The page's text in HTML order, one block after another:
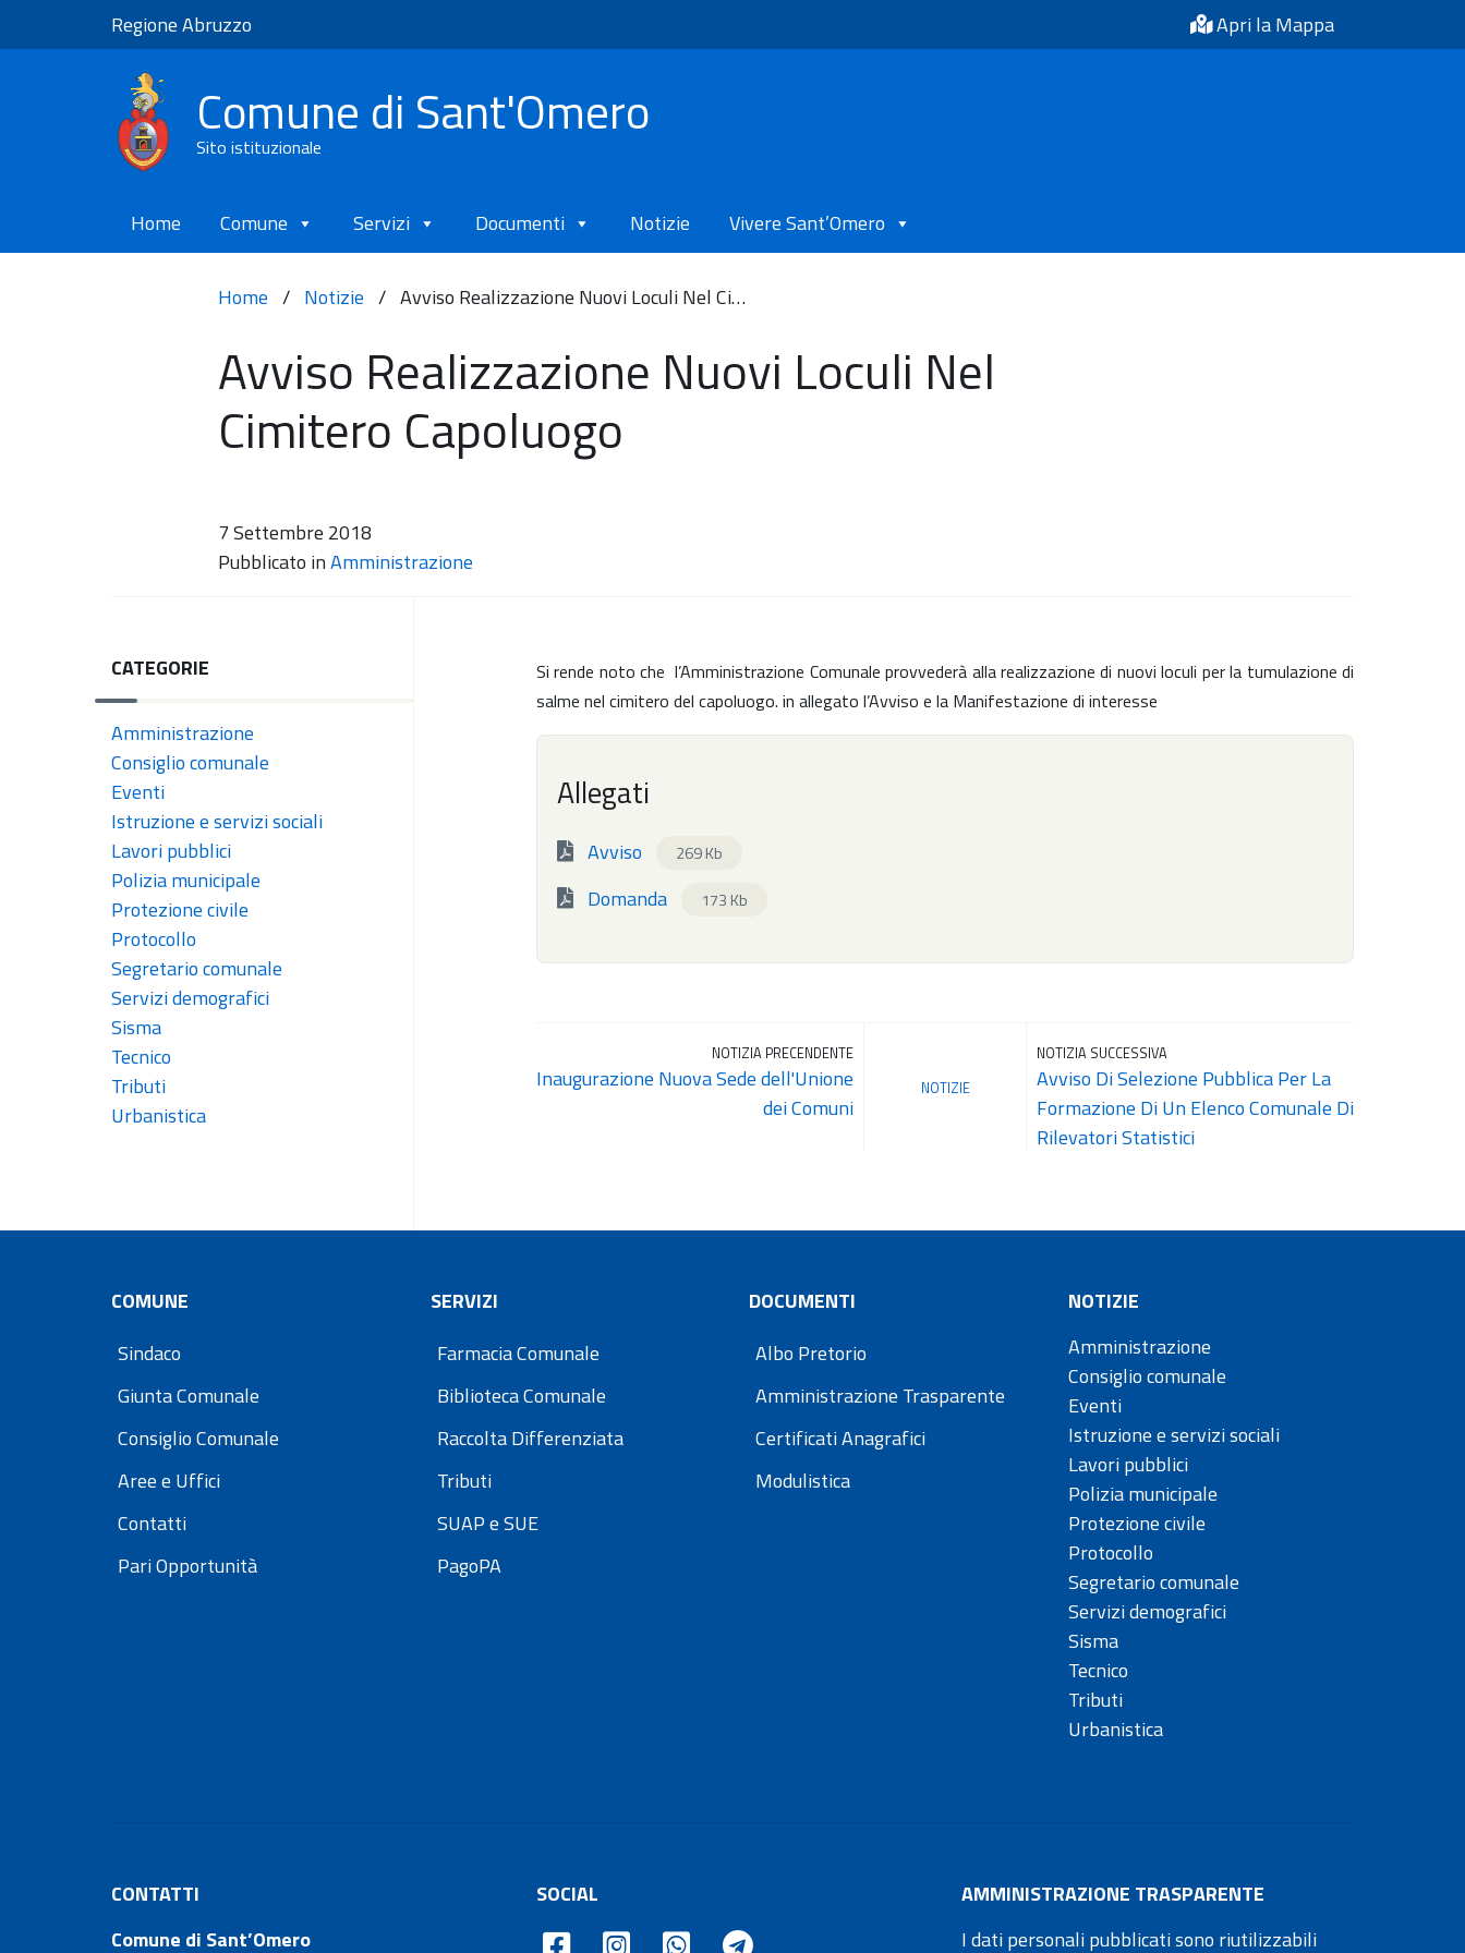
Regione Abruzzo Apri la Mappa
Comune di Sant'Omero
Sito istituzionale
Home Comune Servizi Documenti Notizie Vivere Sant’Omero
Home / Notizie / Avviso Realizzazione Nuovi Loculi Nel Ci…
Avviso Realizzazione Nuovi Loculi Nel
Cimitero Capoluogo
7 Settembre 2018
Pubblicato inAmministrazione
Si rende noto che l’Amministrazione Comunale provvederà alla realizzazione di nuovi loculi per la tumulazione di
salme nel cimitero del capoluogo. in allegato l’Avviso e la Manifestazione di interesse
Allegati
Avviso 269 Kb
Domanda 173 Kb
NOTIZIA PRECENDENTE
Inaugurazione Nuova Sede dell'Unione
dei Comuni
NOTIZIE
NOTIZIA SUCCESSIVA
Avviso Di Selezione Pubblica Per La
Formazione Di Un Elenco Comunale Di
Rilevatori Statistici
CATEGORIE
Amministrazione
Consiglio comunale
Eventi
Istruzione e servizi sociali
Lavori pubblici
Polizia municipale
Protezione civile
Protocollo
Segretario comunale
Servizi demografici
Sisma
Tecnico
Tributi
Urbanistica
COMUNE
Sindaco
Giunta Comunale
Consiglio Comunale
Aree e Uffici
Contatti
Pari Opportunità
SERVIZI
Farmacia Comunale
Biblioteca Comunale
Raccolta Differenziata
Tributi
SUAP e SUE
PagoPA
DOCUMENTI
Albo Pretorio
Amministrazione Trasparente
Certificati Anagrafici
Modulistica
NOTIZIE
Amministrazione
Consiglio comunale
Eventi
Istruzione e servizi sociali
Lavori pubblici
Polizia municipale
Protezione civile
Protocollo
Segretario comunale
Servizi demografici
Sisma
Tecnico
Tributi
Urbanistica
CONTATTI
Comune di Sant’Omero
SOCIAL
AMMINISTRAZIONE TRASPARENTE
I dati personali pubblicati sono riutilizzabili